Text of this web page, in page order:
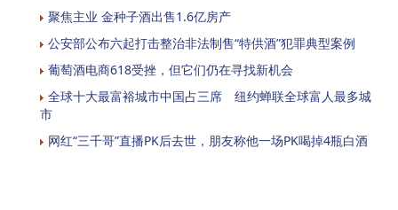
聚焦主业 金种子酒出售1.6亿房产
公安部公布六起打击整治非法制售“特供酒”犯罪典型案例
葡萄酒电商618受挫，但它们仍在寻找新机会
全球十大最富裕城市中国占三席 纽约蝉联全球富人最多城
市
网红“三千哥”直播PK后去世，朋友称他一场PK喝掉4瓶白酒